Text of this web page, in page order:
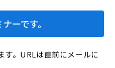
ーです。
す。URLは直前にメールに